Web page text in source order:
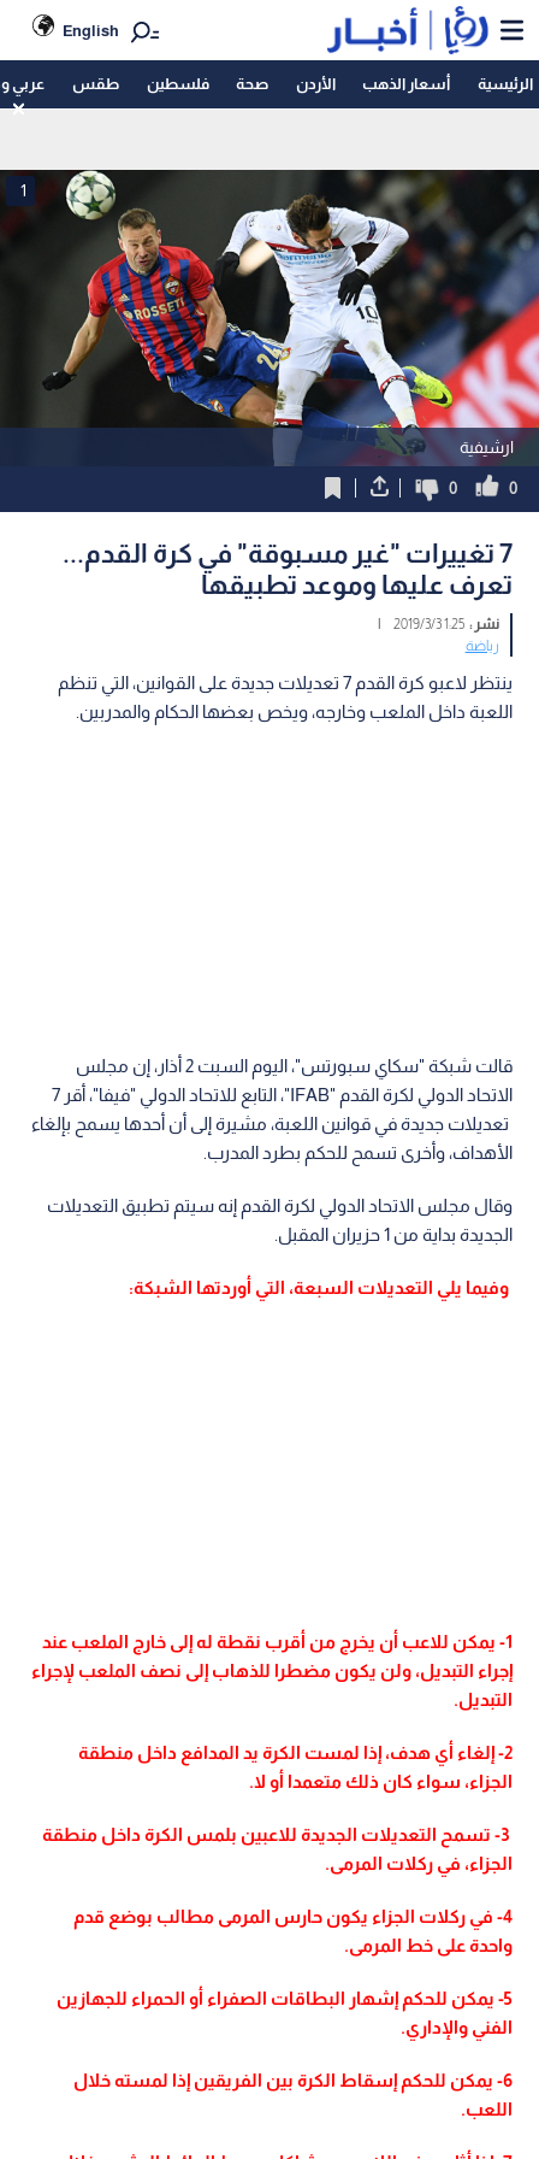
English
الرئيسية أسعار الذهب الأردن صحة فلسطين طقس عربي
ارشيفية
1
0
0
7 تغييرات "غير مسبوقة" في كرة القدم...
تعرف عليها وموعد تطبيقها
نشر :1:25 2019/3/3
|
رياضة
ينتظر لاعبو كرة القدم 7 تعديلات جديدة على القوانين، التي تنظم
اللعبة داخل الملعب وخارجه، ويخص بعضها الحكام والمدربين.
قالت شبكة "سكاي سبورتس"، اليوم السبت 2 أذار، إن مجلس
الاتحاد الدولي لكرة القدم "IFAB"، التابع للاتحاد الدولي "فيفا"، أقر 7
تعديلات جديدة في قوانين اللعبة، مشيرة إلى أن أحدها يسمح بإلغاء
الأهداف، وأخرى تسمح للحكم بطرد المدرب.
وقال مجلس الاتحاد الدولي لكرة القدم إنه سيتم تطبيق التعديلات
الجديدة بداية من 1 حزيران المقبل.
وفيما يلي التعديلات السبعة، التي أوردتها الشبكة:
1- يمكن للاعب أن يخرج من أقرب نقطة له إلى خارج الملعب عند
إجراء التبديل، ولن يكون مضطرا للذهاب إلى نصف الملعب لإجراء
التبديل.
2- إلغاء أي هدف، إذا لمست الكرة يد المدافع داخل منطقة
الجزاء، سواء كان ذلك متعمدا أو لا.
3- تسمح التعديلات الجديدة للاعبين بلمس الكرة داخل منطقة
الجزاء، في ركلات المرمى.
4- في ركلات الجزاء يكون حارس المرمى مطالب بوضع قدم
واحدة على خط المرمى.
5- يمكن للحكم إشهار البطاقات الصفراء أو الحمراء للجهازين
الفني والإداري.
6- يمكن للحكم إسقاط الكرة بين الفريقين إذا لمسته خلال
اللعب.